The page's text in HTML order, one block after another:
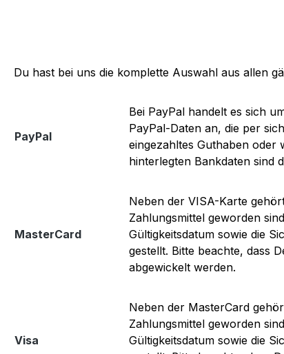
Du hast bei uns die komplette Auswahl aus allen
PayPal
Bei PayPal handelt es sich
PayPal-Daten an, die per
eingezahltes Guthaben oder
hinterlegten Bankdaten sind
MasterCard
Neben der VISA-Karte
Zahlungsmittel geworden
Gültigkeitsdatum sowie die
gestellt. Bitte beachte, dass
abgewickelt werden.
Visa
Neben der MasterCard
Zahlungsmittel geworden
Gültigkeitsdatum sowie die